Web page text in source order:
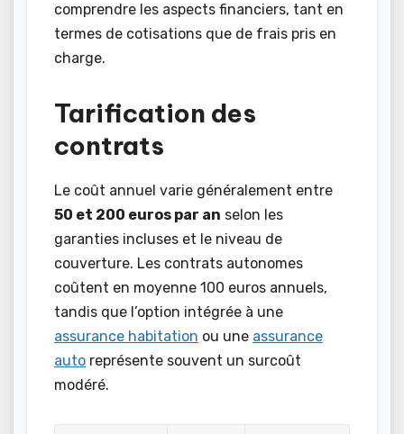
comprendre les aspects financiers, tant en
termes de cotisations que de frais pris en
charge.
Tarification des
contrats
Le coût annuel varie généralement entre
50 et 200 euros par an selon les
garanties incluses et le niveau de
couverture. Les contrats autonomes
coûtent en moyenne 100 euros annuels,
tandis que l’option intégrée à une
assurance habitation ou une assurance
auto représente souvent un surcoût
modéré.